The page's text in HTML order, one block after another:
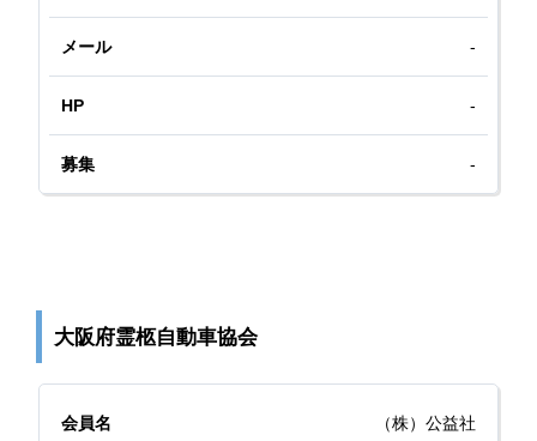
-
-
-
大阪府霊柩自動車協会
（株）公益社